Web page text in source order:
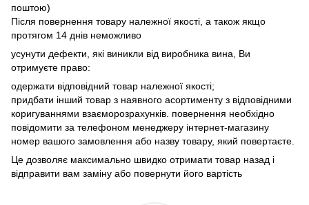
поштою)
Після повернення товару належної якості, а також якщо
протягом 14 днів неможливо
усунути дефекти, які виникли від виробника вина, Ви
отримуєте право:
одержати відповідний товар належної якості;
придбати інший товар з наявного асортименту з відповідними
коригуваннями взаєморозрахунків. повернення необхідно
повідомити за телефоном менеджеру інтернет-магазину
номер вашого замовлення або назву товару, який повертаєте.
Це дозволяє максимально швидко отримати товар назад і
відправити вам заміну або повернути його вартість